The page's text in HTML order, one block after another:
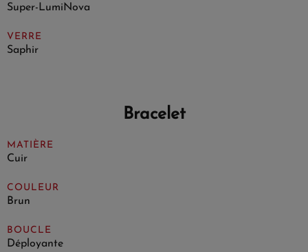
Super-LumiNova
VERRE
Saphir
Bracelet
MATIÈRE
Cuir
COULEUR
Brun
BOUCLE
Déployante